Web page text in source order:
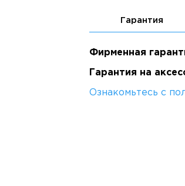
Гарантия
Фирменная
Гарантия на
Ознакомьтесь с